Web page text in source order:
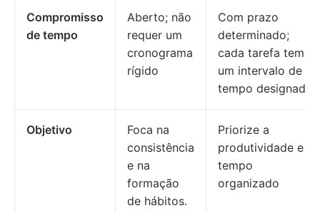
Compromisso
de tempo
Aberto; não
requer um
cronograma
rígido
Com prazo
determinado;
cada tarefa tem
um intervalo de
tempo designado
Objetivo
Foca na
consistência
e na
formação
de hábitos.
Priorize a
produtividade e o
tempo
organizado